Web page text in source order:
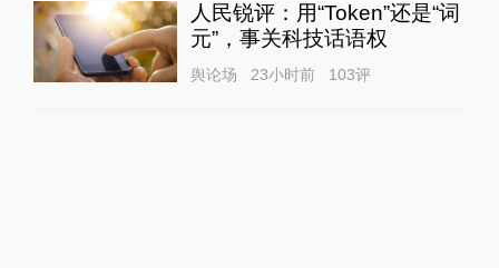
人民锐评：用“Token”还是“词
元”，事关科技话语权
舆论场 23小时前 103评